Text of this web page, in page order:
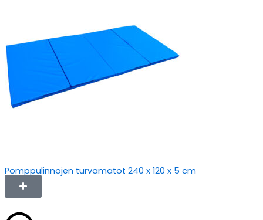
Pomppulinnojen turvamatot 240 x 120 x 5 cm